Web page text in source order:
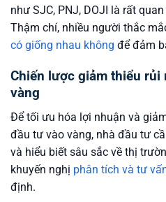
như SJC, PNJ, DOJI là rất
Thậm chí, nhiều người thắc
có giống nhau không để đảm
Chiến lược giảm thiểu rủi
vàng
Để tối ưu hóa lợi nhuận và
đầu tư vào vàng, nhà đầu tư
và hiểu biết sâu sắc về thị
khuyến nghị phân tích và tư
định.